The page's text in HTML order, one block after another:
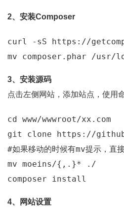
2、安装Composer
curl
-sS https://
3、安装源码
点击左侧网站，添加站点，使用
cd www/wwwroot/xx.com
git clone
#如果移动的时候有mv提示，直
mv moeins/{,.}* ./
4、网站设置